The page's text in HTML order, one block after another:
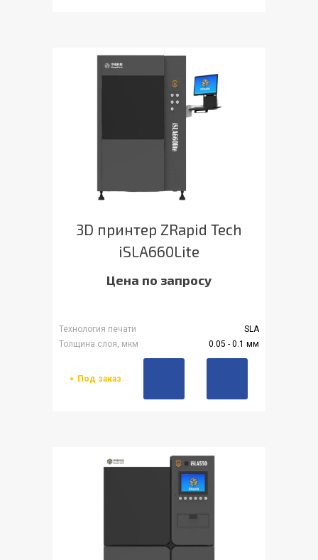
3D принтер ZRapid Tech
iSLA660Lite
Цена по запросу
Технология печати
SLA
Толщина слоя, мкм
0.05 - 0.1 мм
Под заказ